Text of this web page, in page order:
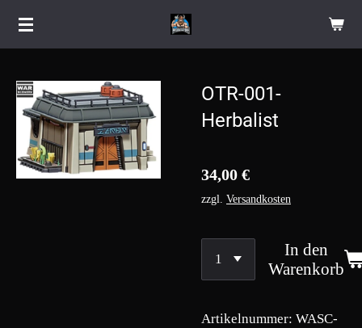
Zum
OTR-001-
Herbalist
34,00 €
zzgl. Versandkosten
In den
Warenkorb
Artikelnummer: WASC-